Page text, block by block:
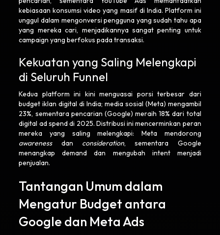
kebiasaan konsumsi video yang masif di India. Platform ini
unggul dalam mengonversi pengguna yang sudah tahu apa
yang mereka cari, menjadikannya sangat penting untuk
campaign yang berfokus pada transaksi.
Kekuatan yang Saling Melengkapi
di Seluruh Funnel
Kedua platform ini kini menguasai porsi terbesar dari
budget iklan digital di India; media sosial (Meta) mengambil
23%, sementara pencarian (Google) meraih 18% dari total
digital ad spend di 2025. Distribusi ini mencerminkan peran
mereka yang saling melengkapi: Meta mendorong
awarenessdan consideration, sementara Google
menangkap demand dan mengubah intent menjadi
penjualan.
Tantangan Umum dalam
Mengatur Budget antara
Google dan Meta Ads